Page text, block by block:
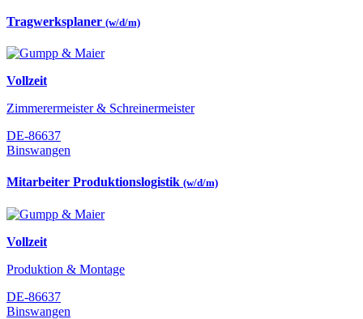
Tragwerksplaner (w/d/m)
Vollzeit
Zimmerermeister & Schreinermeister
DE-86637
Binswangen
Mitarbeiter Produktionslogistik (w/d/m)
Vollzeit
Produktion & Montage
DE-86637
Binswangen